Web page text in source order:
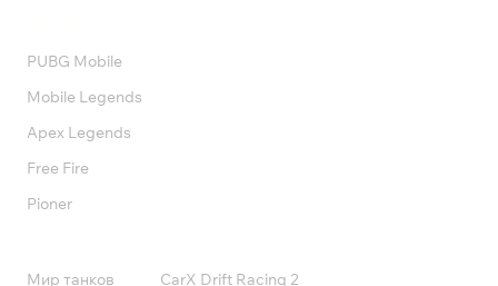
PUBG Mobile
Mobile Legends
Apex Legends
Free Fire
Pioner
Мир танков
CarX Drift Racing 2